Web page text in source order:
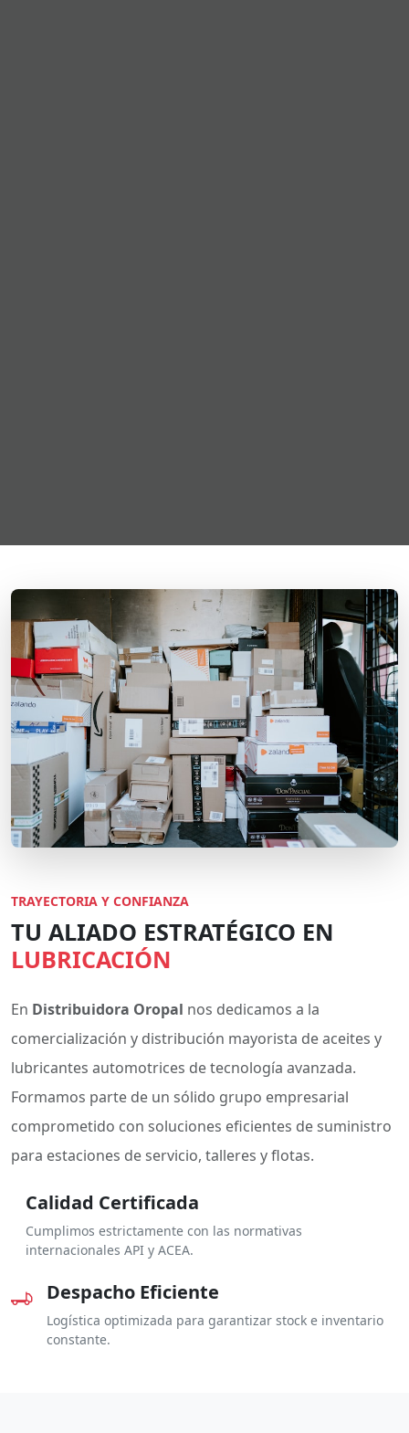
TRAYECTORIA Y CONFIANZA
TU ALIADO ESTRATÉGICO EN
LUBRICACIÓN
En Distribuidora Oropal nos dedicamos a la
comercialización y distribución mayorista de aceites y
lubricantes automotrices de tecnología avanzada.
Formamos parte de un sólido grupo empresarial
comprometido con soluciones eficientes de suministro
para estaciones de servicio, talleres y flotas.
Calidad Certificada
Cumplimos estrictamente con las normativas
internacionales API y ACEA.
Despacho Eficiente
Logística optimizada para garantizar stock e inventario
constante.